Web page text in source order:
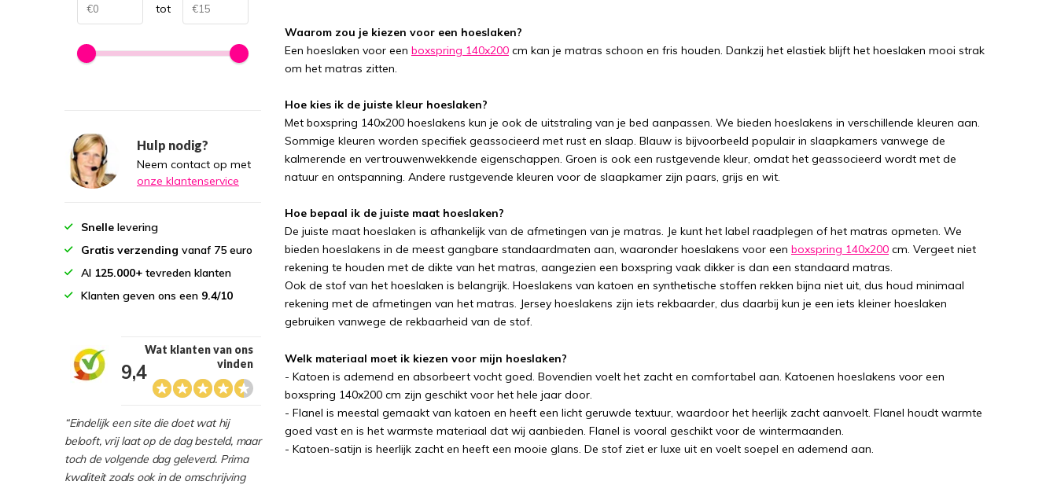
Waarom zou je kiezen voor een hoeslaken?
Een hoeslaken voor een boxspring 140x200 cm kan je matras schoon en fris houden. Dankzij het elastiek blijft het hoeslaken mooi strak
om het matras zitten.
Hoe kies ik de juiste kleur hoeslaken?
Met boxspring 140x200 hoeslakens kun je ook de uitstraling van je bed aanpassen. We bieden hoeslakens in verschillende kleuren aan.
Sommige kleuren worden specifiek geassocieerd met rust en slaap. Blauw is bijvoorbeeld populair in slaapkamers vanwege de
kalmerende en vertrouwenwekkende eigenschappen. Groen is ook een rustgevende kleur, omdat het geassocieerd wordt met de
natuur en ontspanning. Andere rustgevende kleuren voor de slaapkamer zijn paars, grijs en wit.
Hoe bepaal ik de juiste maat hoeslaken?
De juiste maat hoeslaken is afhankelijk van de afmetingen van je matras. Je kunt het label raadplegen of het matras opmeten. We
bieden hoeslakens in de meest gangbare standaardmaten aan, waaronder hoeslakens voor een boxspring 140x200 cm. Vergeet niet
rekening te houden met de dikte van het matras, aangezien een boxspring vaak dikker is dan een standaard matras.
Ook de stof van het hoeslaken is belangrijk. Hoeslakens van katoen en synthetische stoffen rekken bijna niet uit, dus houd minimaal
rekening met de afmetingen van het matras. Jersey hoeslakens zijn iets rekbaarder, dus daarbij kun je een iets kleiner hoeslaken
gebruiken vanwege de rekbaarheid van de stof.
Welk materiaal moet ik kiezen voor mijn hoeslaken?
- Katoen is ademend en absorbeert vocht goed. Bovendien voelt het zacht en comfortabel aan. Katoenen hoeslakens voor een
boxspring 140x200 cm zijn geschikt voor het hele jaar door.
- Flanel is meestal gemaakt van katoen en heeft een licht geruwde textuur, waardoor het heerlijk zacht aanvoelt. Flanel houdt warmte
goed vast en is het warmste materiaal dat wij aanbieden. Flanel is vooral geschikt voor de wintermaanden.
- Katoen-satijn is heerlijk zacht en heeft een mooie glans. De stof ziet er luxe uit en voelt soepel en ademend aan.
tot
Hulp nodig?
Neem contact op met
onze klantenservice
Snelle levering
Gratis verzending vanaf 75 euro
Al 125.000+ tevreden klanten
Klanten geven ons een 9.4/10
9,4
Wat klanten van ons
vinden
“Eindelijk een site die doet wat hij
belooft, vrij laat op de dag besteld, maar
toch de volgende dag geleverd. Prima
kwaliteit zoals ook in de omschrijving